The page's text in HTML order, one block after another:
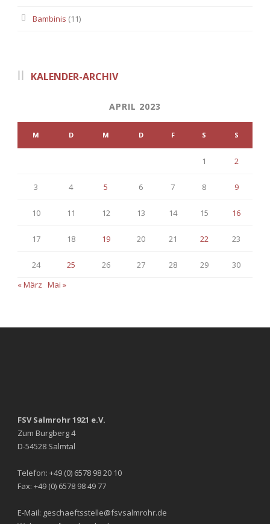
Bambinis (11)
KALENDER-ARCHIV
APRIL 2023
M D M D F S S
1 2
3 4 5 6 7 8 9
10 11 12 13 14 15 16
17 18 19 20 21 22 23
24 25 26 27 28 29
30
« März Mai »
FSV Salmrohr 1921 e.V.
Zum Burgberg 4
D-54528 Salmtal
Telefon: +49 (0) 6578 98 20 10
Fax: +49 (0) 6578 98 49 77
E-Mail: geschaeftsstelle@fsvsalmrohr.de